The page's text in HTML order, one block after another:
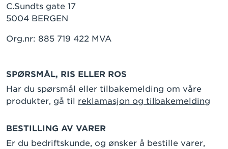
C.Sundts gate 17
5004 BERGEN
Org.nr: 885 719 422 MVA
SPØRSMÅL, RIS ELLER ROS
Har du spørsmål eller tilbakemelding om våre
produkter, gå til reklamasjon og tilbakemelding
BESTILLING AV VARER
Er du bedriftskunde, og ønsker å bestille varer,